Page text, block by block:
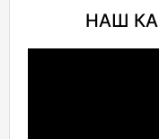
НАШ